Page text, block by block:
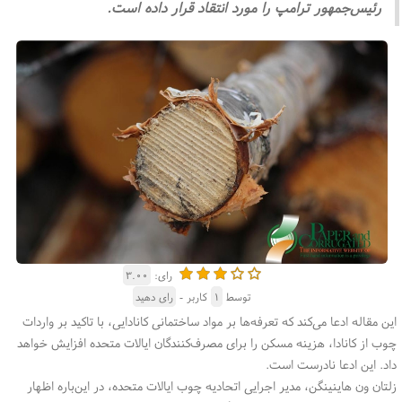
رئیس‌جمهور ترامپ را مورد انتقاد قرار داده است.
رای: ۳.۰۰
توسط ۱ کاربر - رای دهید
این مقاله ادعا می‌کند که تعرفه‌ها بر مواد ساختمانی کانادایی، با تاکید بر واردات
چوب از کانادا، هزینه مسکن را برای مصرف‌کنندگان ایالات متحده افزایش خواهد
داد. این ادعا نادرست است.
زلتان ون هاینینگن، مدیر اجرایی اتحادیه چوب ایالات متحده، در این‌باره اظهار